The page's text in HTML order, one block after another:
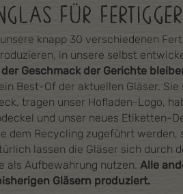
FÜR
knapp 30 verschiedenen
in unsere selbst
Geschmack der Gerichte
Best-Of der aktuellen Gläser.
tragen unser Hofladen-Logo,
und unser neues Etiketten-
dem Recycling zugeführt werden,
lassen die Gläser sich durch
als Aufbewahrung nutzen. Alle
Gläsern produziert.